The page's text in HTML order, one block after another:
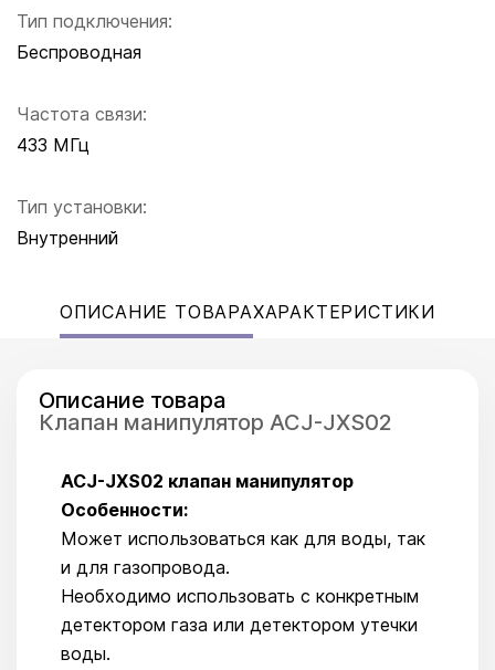
Тип подключения:
Беспроводная
Частота связи:
433 МГц
Тип установки:
Внутренний
ОПИСАНИЕ ТОВАРАХАРАКТЕРИСТИКИ
Описание товара
Клапан манипулятор ACJ-JXS02
ACJ-JXS02 клапан манипулятор
Особенности:
Может использоваться как для воды, так
и для газопровода.
Необходимо использовать с конкретным
детектором газа или детектором утечки
воды.